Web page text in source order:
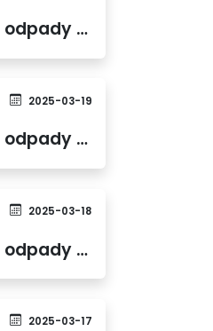
Lista ulic, na których będą dezynfekowane pojemniki na odpady zmieszane w dniu 03.04.2025 r.
2025-03-19
Lista ulic, na których będą dezynfekowane pojemniki na odpady zmieszane w dniu 20.03.2025 r.
2025-03-18
Lista ulic, na których będą dezynfekowane pojemniki na odpady zmieszane w dniu 19.03.2025 r.
2025-03-17